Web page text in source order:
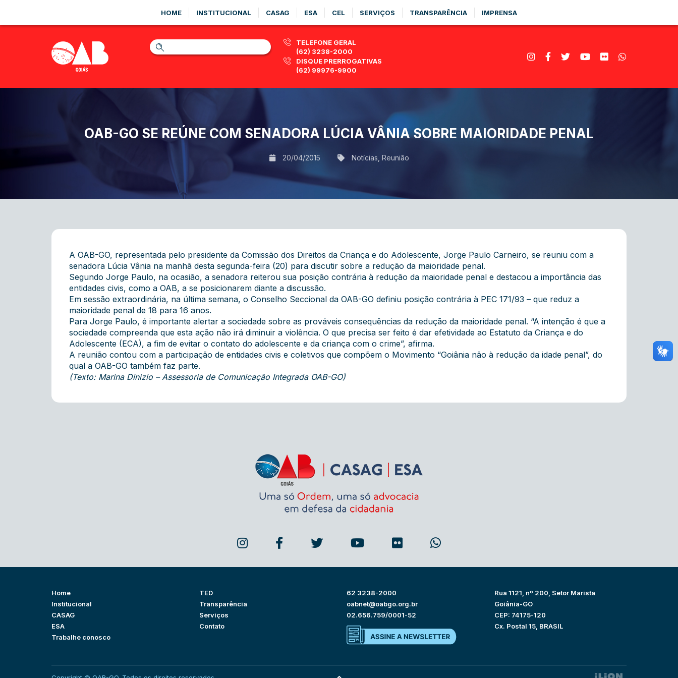
HOME INSTITUCIONAL CASAG ESA CEL SERVIÇOS TRANSPARÊNCIA IMPRENSA
TELEFONE GERAL
(62) 3238-2000
DISQUE PRERROGATIVAS
(62) 99976-9900
OAB-GO SE REÚNE COM SENADORA LÚCIA VÂNIA SOBRE MAIORIDADE PENAL
20/04/2015 Notícias Reunião
A OAB-GO, representada pelo presidente da Comissão dos Direitos da Criança e do Adolescente, Jorge Paulo Carneiro, se reuniu com a
senadora Lúcia Vânia na manhã desta segunda-feira (20) para discutir sobre a redução da maioridade penal.
Segundo Jorge Paulo, na ocasião, a senadora reiterou sua posição contrária à redução da maioridade penal e destacou a importância das
entidades civis, como a OAB, a se posicionarem diante a discussão.
Em sessão extraordinária, na última semana, o Conselho Seccional da OAB-GO definiu posição contrária à PEC 171/93 – que reduz a
maioridade penal de 18 para 16 anos.
Para Jorge Paulo, é importante alertar a sociedade sobre as prováveis consequências da redução da maioridade penal. “A intenção é que a
sociedade compreenda que esta ação não irá diminuir a violência. O que precisa ser feito é dar efetividade ao Estatuto da Criança e do
Adolescente (ECA), a fim de evitar o contato do adolescente e da criança com o crime”, afirma.
A reunião contou com a participação de entidades civis e coletivos que compõem o Movimento “Goiânia não à redução da idade penal”, do
qual a OAB-GO também faz parte.
(Texto: Marina Dinizio – Assessoria de Comunicação Integrada OAB-GO)
Home
Institucional
CASAG
ESA
Trabalhe conosco
TED
Transparência
Serviços
Contato
62 3238-2000
oabnet@oabgo.org.br
02.656.759/0001-52
Rua 1121, nº 200, Setor Marista
Goiânia-GO
CEP: 74175-120
Cx. Postal 15, BRASIL